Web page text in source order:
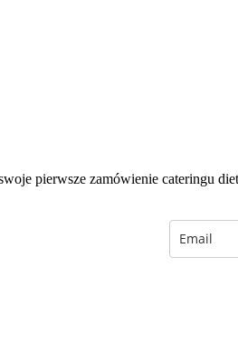
pierwsze zamówienie cateringu